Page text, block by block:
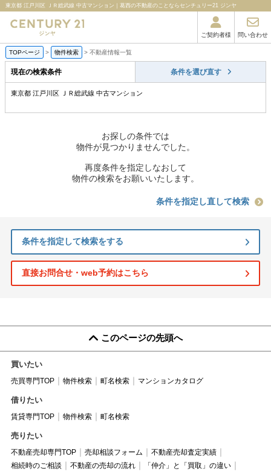
東京都 江戸川区 ＪＲ総武線 中古マンション｜葛西の不動産のことならセンチュリー21 ジンヤ
ご契約者様 問い合わせ
TOPページ > 物件検索 > 不動産情報一覧
現在の検索条件 条件を選び直す
東京都 江戸川区 ＪＲ総武線 中古マンション
お探しの条件では
物件が見つかりませんでした。
再度条件を指定しなおして
物件の検索をお願いいたします。
条件を指定し直して検索
条件を指定して検索をする
直接お問合せ・web予約はこちら
このページの先頭へ
買いたい
売買専門TOP 物件検索 町名検索 マンションカタログ
借りたい
賃貸専門TOP 物件検索 町名検索
売りたい
不動産売却専門TOP 売却相談フォーム
不動産売却査定実績
相続時のご相談
不動産の売却の流れ
「仲介」と「買取」の違い